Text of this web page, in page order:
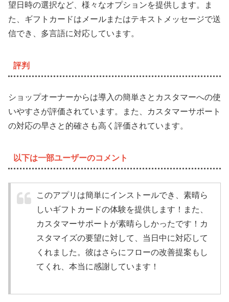
望日時の選択など、様々なオプションを提供します。ま
た、ギフトカードはメールまたはテキストメッセージで送
信でき、多言語に対応しています。
評判
ショップオーナーからは導入の簡単さとカスタマーへの使
いやすさが評価されています。また、カスタマーサポート
の対応の早さと的確さも高く評価されています。
以下は一部ユーザーのコメント
このアプリは簡単にインストールでき、素晴ら
しいギフトカードの体験を提供します！また、
カスタマーサポートが素晴らしかったです！カ
スタマイズの要望に対して、当日中に対応して
くれました。彼はさらにフローの改善提案もし
てくれ、本当に感謝しています！